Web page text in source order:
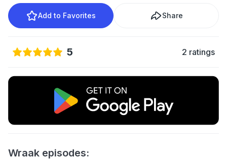
Add to Favorites Share
5 2 ratings
Wraak episodes: